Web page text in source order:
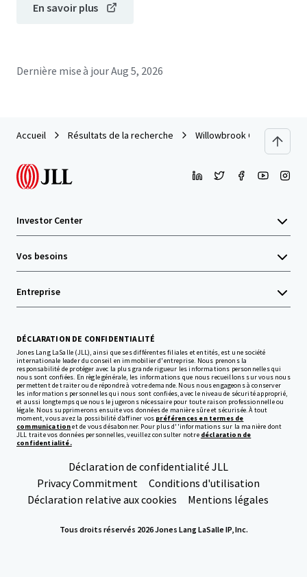
En savoir plus
Dernière mise à jourAug 5, 2026
Accueil Résultats de la recherche Willowbrook Centre at I-55
Investor Center
Vos besoins
Entreprise
DÉCLARATION DE CONFIDENTIALITÉ
Jones Lang LaSalle (JLL), ainsi que ses différentes filiales et entités, est une société
internationale leader du conseil en immobilier d'entreprise. Nous prenons la
responsabilité de protéger avec la plus grande rigueur les informations personnelles qui
nous sont confiées. En règle générale, les informations que nous recueillons sur vous nous
permettent de traiter ou de répondre à votre demande. Nous nous engageons à conserver
les informations personnelles qui nous sont confiées, avec le niveau de sécurité approprié,
et aussi longtemps que nous le jugerons nécessaire pour toute raison professionnelle ou
légale. Nous supprimerons ensuite vos données de manière sûre et sécurisée. À tout
moment, vous avez la possibilité d’affiner vos préférences en termes de
communicationet de vous désabonner. Pour plus d''informations sur la manière dont
JLL traite vos données personnelles, veuillez consulter notre déclaration de
confidentialité.
Déclaration de confidentialité JLL
Privacy Commitment
Conditions d'utilisation
Déclaration relative aux cookies
Mentions légales
Tous droits réservés 2026 Jones Lang LaSalle IP, Inc.